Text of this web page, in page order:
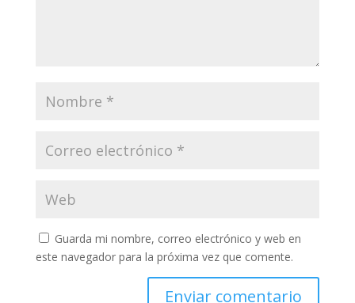
Guarda mi nombre, correo electrónico y web en
este navegador para la próxima vez que comente.